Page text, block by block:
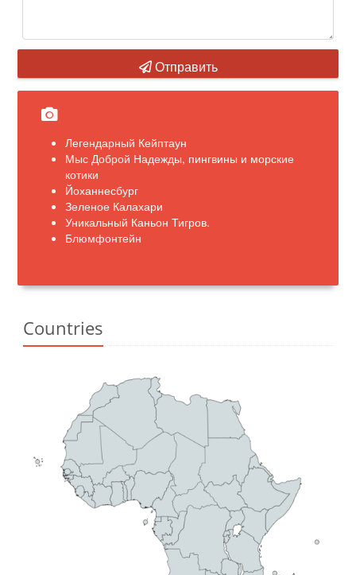
Отправить
Легендарный Кейптаун
Мыс Доброй Надежды, пингвины и морские
котики
Йоханнесбург
Зеленое Калахари
Уникальный Каньон Тигров.
Блюмфонтейн
Countries